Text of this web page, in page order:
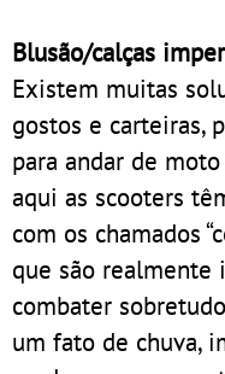
Blusão/calças
Existem muitas
gostos e carteiras,
para andar de moto
aqui as scooters
com os chamados
que são realmente
combater
um fato de chuva,